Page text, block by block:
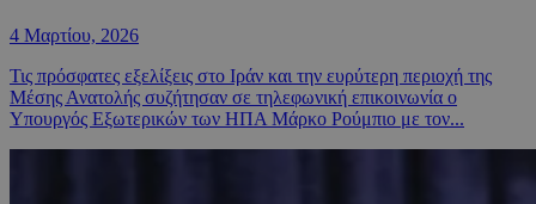
4 Μαρτίου, 2026
Τις πρόσφατες εξελίξεις στο Ιράν και την ευρύτερη περιοχή της
Μέσης Ανατολής συζήτησαν σε τηλεφωνική επικοινωνία ο
Υπουργός Εξωτερικών των ΗΠΑ Μάρκο Ρούμπιο με τον...